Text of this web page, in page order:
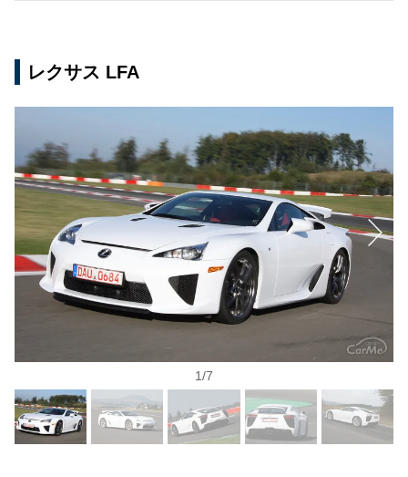
レクサス LFA
1/7